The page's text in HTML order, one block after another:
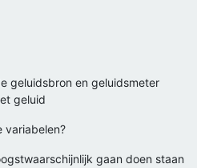
geluidsbron en geluidsmeter
geluid
variabelen?
gaan doen staan